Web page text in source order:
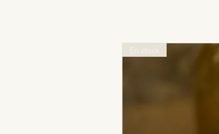
En stock